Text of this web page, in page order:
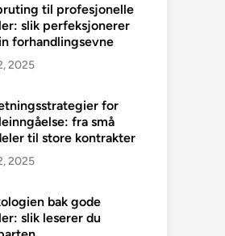
til profesjonelle
slik perfeksjonerer
forhandlingsevne
2025
for
fra små
til store kontrakter
2025
bak gode
slik leserer du